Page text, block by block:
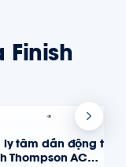
ly tâm dẫn động từ
Thompson AC